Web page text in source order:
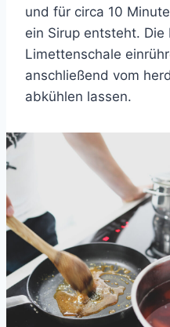
und für circa 10
ein Sirup entsteht.
Limettenschale
anschließend vom
abkühlen lassen.